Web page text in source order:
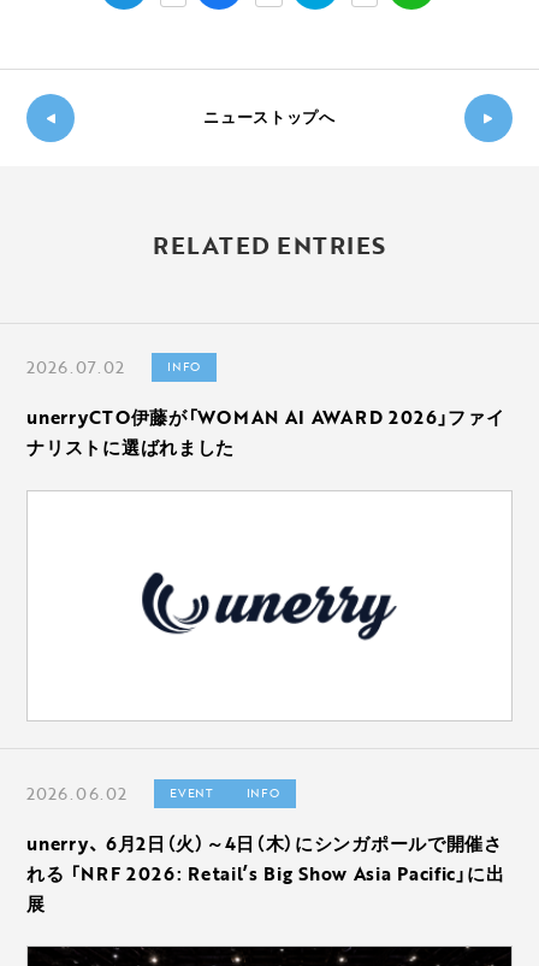
ニューストップへ
RELATED ENTRIES
2026.07.02 INFO
unerryCTO伊藤が「WOMAN AI AWARD 2026」ファイ
ナリストに選ばれました
2026.06.02 EVENT INFO
unerry、 6月2日（火）～4日（木）にシンガポールで開催さ
れる 「NRF 2026: Retail’s Big Show Asia Pacific」に出
展